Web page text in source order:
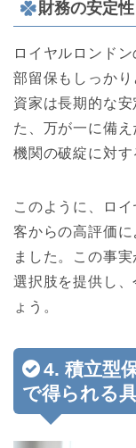
財務の安定性
ロイヤルロンド
部留保もしっか
資家は長期的な
た、万が一に備
機関の破綻に対す
このように、ロ
客からの高評価
ました。この事
選択肢を提供し
ょう。
4. 積立型
で得られる